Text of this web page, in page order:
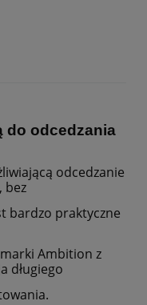
do odcedzania
odcedzanie
bez
bardzo praktyczne
Ambition z
długiego